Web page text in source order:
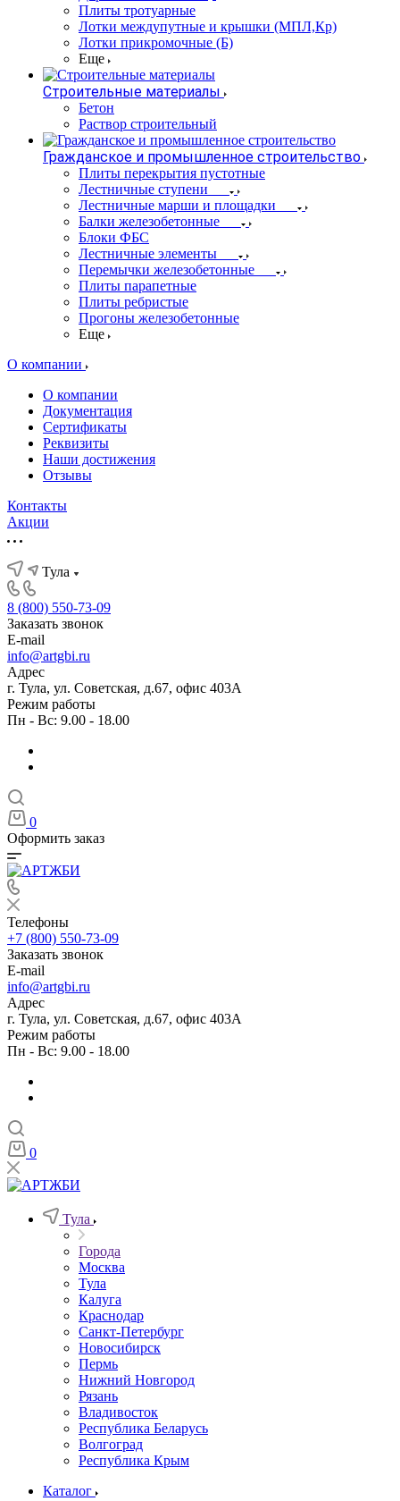
Плиты тротуарные
Лотки междупутные и крышки (МПЛ,Кр)
Лотки прикромочные (Б)
Еще
Строительные материалы
Бетон
Раствор строительный
Гражданское и промышленное строительство
Плиты перекрытия пустотные
Лестничные ступени
Лестничные марши и площадки
Балки железобетонные
Блоки ФБС
Лестничные элементы
Перемычки железобетонные
Плиты парапетные
Плиты ребристые
Прогоны железобетонные
Еще
О компании
О компании
Документация
Сертификаты
Реквизиты
Наши достижения
Отзывы
Контакты
Акции
Тула
8 (800) 550-73-09
Заказать звонок
E-mail
info@artgbi.ru
Адрес
г. Тула, ул. Советская, д.67, офис 403А
Режим работы
Пн - Вс: 9.00 - 18.00
0
Оформить заказ
Телефоны
+7 (800) 550-73-09
Заказать звонок
E-mail
info@artgbi.ru
Адрес
г. Тула, ул. Советская, д.67, офис 403А
Режим работы
Пн - Вс: 9.00 - 18.00
0
Тула
Города
Москва
Тула
Калуга
Краснодар
Санкт-Петербург
Новосибирск
Пермь
Нижний Новгород
Рязань
Владивосток
Республика Беларусь
Волгоград
Республика Крым
Каталог